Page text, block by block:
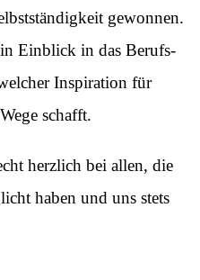
gewonnen.
Einblick in das Berufs-
Inspiration für
schafft.
herzlich bei allen, die
haben und uns stets